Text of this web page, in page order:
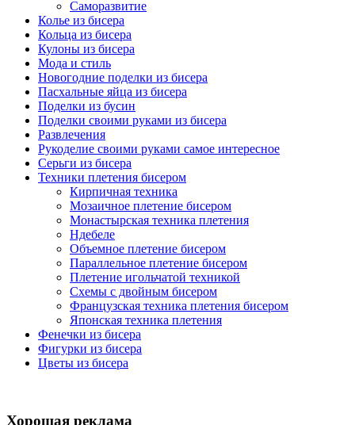
Саморазвитие
Колье из бисера
Кольца из бисера
Кулоны из бисера
Мода и стиль
Новогодние поделки из бисера
Пасхальные яйца из бисера
Поделки из бусин
Поделки своими руками из бисера
Развлечения
Рукоделие своими руками самое интересное
Серьги из бисера
Техники плетения бисером
Кирпичная техника
Мозаичное плетение бисером
Монастырская техника плетения
Ндебеле
Объемное плетение бисером
Параллельное плетение бисером
Плетение игольчатой техникой
Схемы с двойным бисером
Французская техника плетения бисером
Японская техника плетения
Фенечки из бисера
Фигурки из бисера
Цветы из бисера
Хорошая реклама